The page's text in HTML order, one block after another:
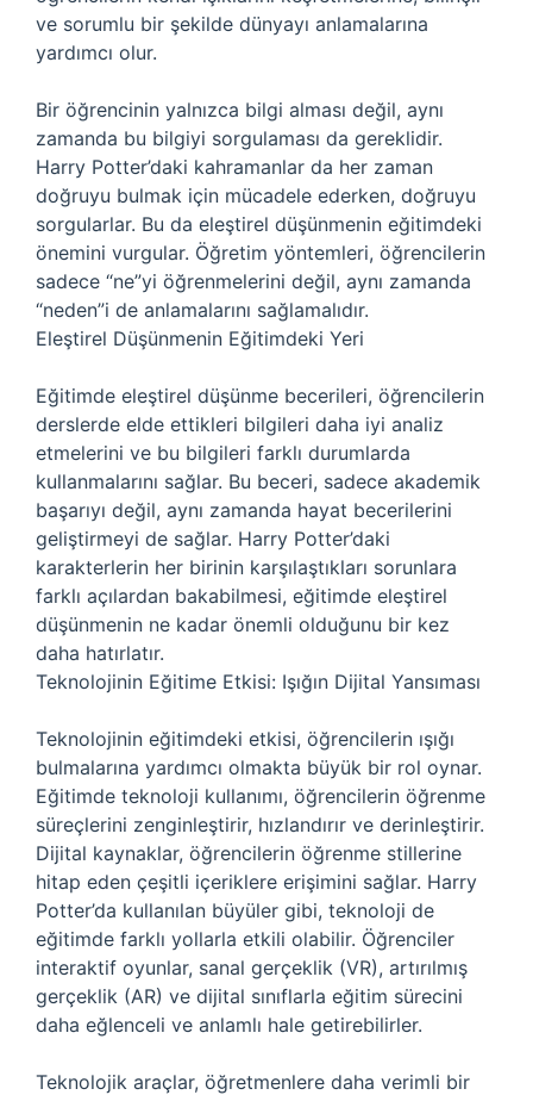
ve sorumlu bir şekilde dünyayı anlamalarına
yardımcı olur.
Bir öğrencinin yalnızca bilgi alması değil, aynı
zamanda bu bilgiyi sorgulaması da gereklidir.
Harry Potter’daki kahramanlar da her zaman
doğruyu bulmak için mücadele ederken, doğruyu
sorgularlar. Bu da eleştirel düşünmenin eğitimdeki
önemini vurgular. Öğretim yöntemleri, öğrencilerin
sadece “ne”yi öğrenmelerini değil, aynı zamanda
“neden”i de anlamalarını sağlamalıdır.
Eleştirel Düşünmenin Eğitimdeki Yeri
Eğitimde eleştirel düşünme becerileri, öğrencilerin
derslerde elde ettikleri bilgileri daha iyi analiz
etmelerini ve bu bilgileri farklı durumlarda
kullanmalarını sağlar. Bu beceri, sadece akademik
başarıyı değil, aynı zamanda hayat becerilerini
geliştirmeyi de sağlar. Harry Potter’daki
karakterlerin her birinin karşılaştıkları sorunlara
farklı açılardan bakabilmesi, eğitimde eleştirel
düşünmenin ne kadar önemli olduğunu bir kez
daha hatırlatır.
Teknolojinin Eğitime Etkisi: Işığın Dijital Yansıması
Teknolojinin eğitimdeki etkisi, öğrencilerin ışığı
bulmalarına yardımcı olmakta büyük bir rol oynar.
Eğitimde teknoloji kullanımı, öğrencilerin öğrenme
süreçlerini zenginleştirir, hızlandırır ve derinleştirir.
Dijital kaynaklar, öğrencilerin öğrenme stillerine
hitap eden çeşitli içeriklere erişimini sağlar. Harry
Potter’da kullanılan büyüler gibi, teknoloji de
eğitimde farklı yollarla etkili olabilir. Öğrenciler
interaktif oyunlar, sanal gerçeklik (VR), artırılmış
gerçeklik (AR) ve dijital sınıflarla eğitim sürecini
daha eğlenceli ve anlamlı hale getirebilirler.
Teknolojik araçlar, öğretmenlere daha verimli bir